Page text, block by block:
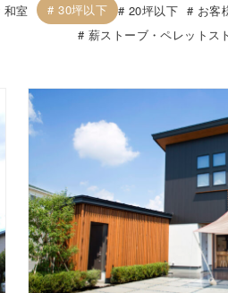
和室 30坪以下 20坪以下 お客
薪ストーブ・ペレットス